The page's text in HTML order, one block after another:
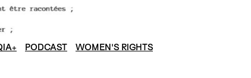
PODCAST WOMEN'S RIGHTS